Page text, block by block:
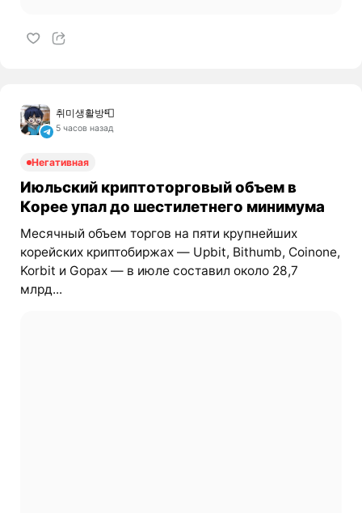
취미생활방📮
5 часов назад
Негативная
Июльский криптоторговый объем в
Корее упал до шестилетнего минимума
Месячный объем торгов на пяти крупнейших
корейских криптобиржах — Upbit, Bithumb, Coinone,
Korbit и Gopax — в июле составил около 28,7
млрд...